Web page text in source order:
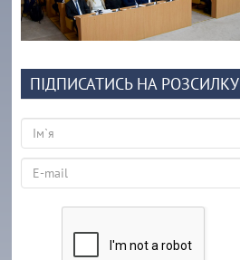
ПІДПИСАТИСЬ НА РОЗСИЛКУ